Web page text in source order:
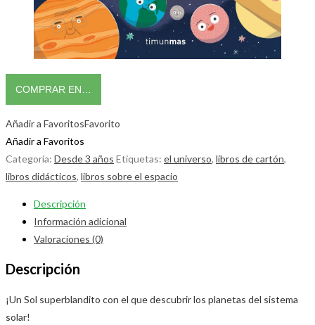
COMPRAR EN…
Añadir a FavoritosFavorito
Añadir a Favoritos
Categoría: Desde 3 años Etiquetas: el universo, libros de cartón,
libros didácticos, libros sobre el espacio
Descripción
Información adicional
Valoraciones (0)
Descripción
¡Un Sol superblandito con el que descubrir los planetas del sistema
solar!